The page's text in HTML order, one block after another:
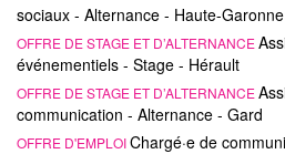
sociaux - Alternance - Haute-Garonne
OFFRE DE STAGE ET D’ALTERNANCE
événementiels - Stage - Hérault
OFFRE DE STAGE ET D’ALTERNANCE
communication - Alternance - Gard
OFFRE D'EMPLOIChargé·e de